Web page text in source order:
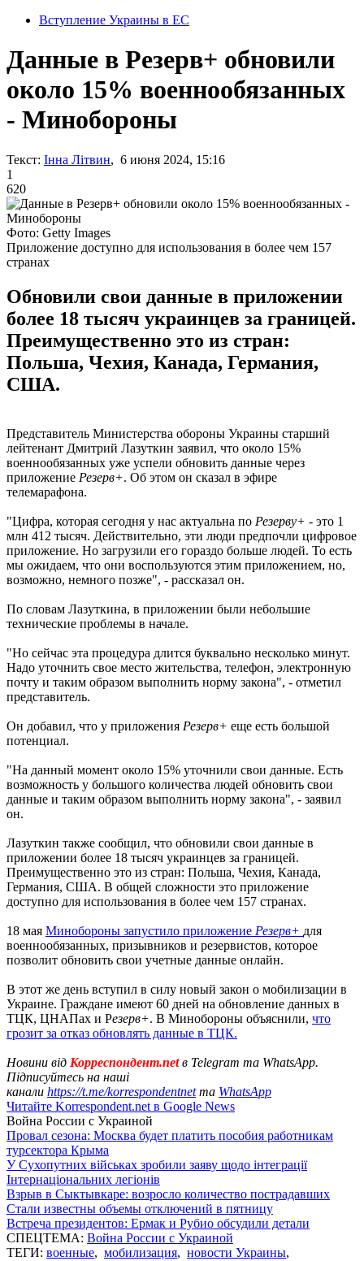
Вступление Украины в ЕС
Данные в Резерв+ обновили
около 15% военнообязанных
- Минобороны
Текст: Інна Літвин, 6 июня 2024, 15:16
1
620
Фото: Getty Images
Приложение доступно для использования в более чем 157
странах
Обновили свои данные в приложении
более 18 тысяч украинцев за границей.
Преимущественно это из стран:
Польша, Чехия, Канада, Германия,
США.
Представитель Министерства обороны Украины старший
лейтенант Дмитрий Лазуткин заявил, что около 15%
военнообязанных уже успели обновить данные через
приложение Резерв+. Об этом он сказал в эфире
телемарафона.
"Цифра, которая сегодня у нас актуальна по Резерву+ - это 1
млн 412 тысяч. Действительно, эти люди предпочли цифровое
приложение. Но загрузили его гораздо больше людей. То есть
мы ожидаем, что они воспользуются этим приложением, но,
возможно, немного позже", - рассказал он.
По словам Лазуткина, в приложении были небольшие
технические проблемы в начале.
"Но сейчас эта процедура длится буквально несколько минут.
Надо уточнить свое место жительства, телефон, электронную
почту и таким образом выполнить норму закона", - отметил
представитель.
Он добавил, что у приложения Резерв+ еще есть большой
потенциал.
"На данный момент около 15% уточнили свои данные. Есть
возможность у большого количества людей обновить свои
данные и таким образом выполнить норму закона", - заявил
он.
Лазуткин также сообщил, что обновили свои данные в
приложении более 18 тысяч украинцев за границей.
Преимущественно это из стран: Польша, Чехия, Канада,
Германия, США. В общей сложности это приложение
доступно для использования в более чем 157 странах.
18 мая Минобороны запустило приложение Резерв+ для
военнообязанных, призывников и резервистов, которое
позволит обновить свои учетные данные онлайн.
В этот же день вступил в силу новый закон о мобилизации в
Украине. Граждане имеют 60 дней на обновление данных в
ТЦК, ЦНАПах и Резерв+. В Минобороны объяснили, что
грозит за отказ обновлять данные в ТЦК.
Новини від Корреспондент.netв Telegram та WhatsApp.
Підписуйтесь на наші
канали https://t.me/korrespondentnetта WhatsApp
Читайте Korrespondent.net в Google News
Война России с Украиной
Провал сезона: Москва будет платить пособия работникам
турсектора Крыма
У Сухопутних військах зробили заяву щодо інтеграції
Інтернаціональних легіонів
Взрыв в Сыктывкаре: возросло количество пострадавших
Стали известны объемы отключений в пятницу
Встреча президентов: Ермак и Рубио обсудили детали
СПЕЦТЕМА: Война России с Украиной
ТЕГИ: военные, мобилизация, новости Украины,